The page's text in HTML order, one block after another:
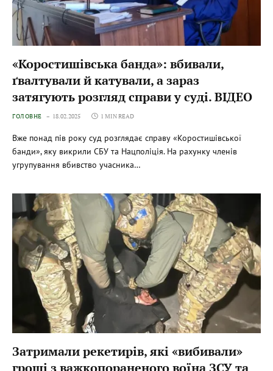
«Коростишівська банда»: вбивали,
ґвалтували й катували, а зараз
затягують розгляд справи у суді. ВІДЕО
ГОЛОВНЕ 18.02.2025 1 MIN READ
Вже понад пів року суд розглядає справу «Коростишівської
банди», яку викрили СБУ та Нацполіція. На рахунку членів
угрупування вбивство учасника…
Затримали рекетирів, які «вибивали»